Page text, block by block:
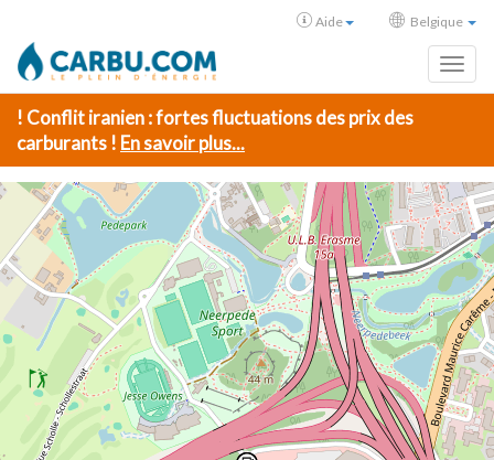
Aide Belgique
! Conflit iranien : fortes fluctuations des prix des
carburants ! En savoir plus...